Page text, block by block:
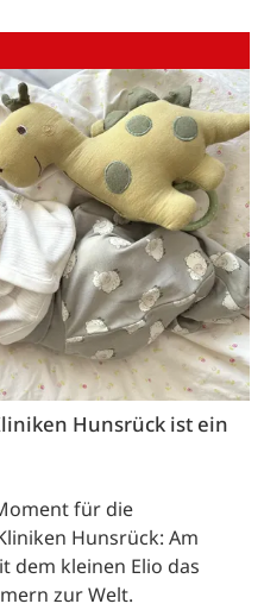
Hunsrück ist ein
für die
Hunsrück: Am
dem kleinen Elio das
zur Welt.